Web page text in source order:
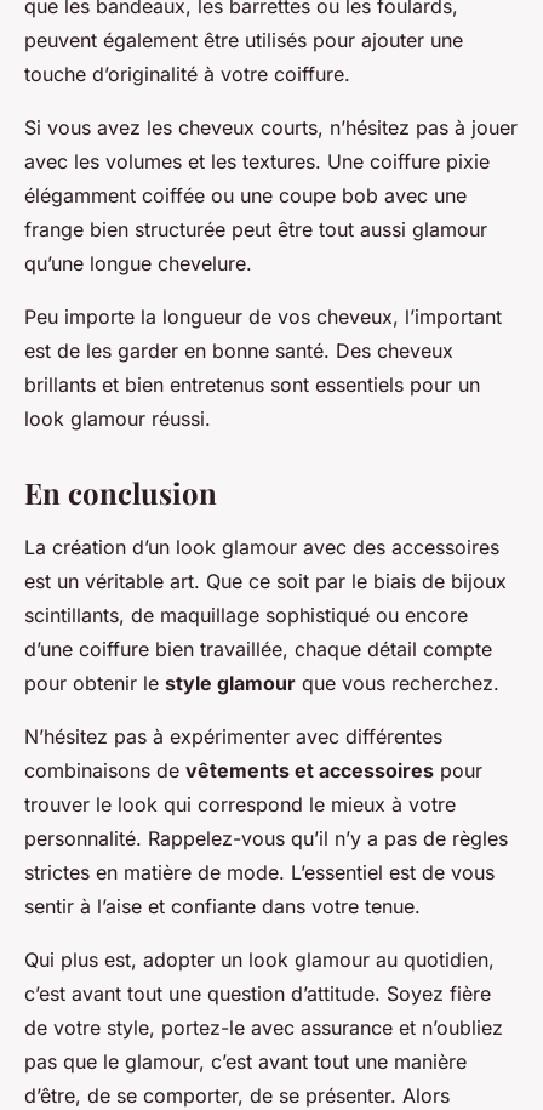
que les bandeaux, les barrettes ou les foulards,
peuvent également être utilisés pour ajouter une
touche d’originalité à votre coiffure.
Si vous avez les cheveux courts, n’hésitez pas à jouer
avec les volumes et les textures. Une coiffure pixie
élégamment coiffée ou une coupe bob avec une
frange bien structurée peut être tout aussi glamour
qu’une longue chevelure.
Peu importe la longueur de vos cheveux, l’important
est de les garder en bonne santé. Des cheveux
brillants et bien entretenus sont essentiels pour un
look glamour réussi.
En conclusion
La création d’un look glamour avec des accessoires
est un véritable art. Que ce soit par le biais de bijoux
scintillants, de maquillage sophistiqué ou encore
d’une coiffure bien travaillée, chaque détail compte
pour obtenir le style glamour que vous recherchez.
N’hésitez pas à expérimenter avec différentes
combinaisons de vêtements et accessoires pour
trouver le look qui correspond le mieux à votre
personnalité. Rappelez-vous qu’il n’y a pas de règles
strictes en matière de mode. L’essentiel est de vous
sentir à l’aise et confiante dans votre tenue.
Qui plus est, adopter un look glamour au quotidien,
c’est avant tout une question d’attitude. Soyez fière
de votre style, portez-le avec assurance et n’oubliez
pas que le glamour, c’est avant tout une manière
d’être, de se comporter, de se présenter. Alors